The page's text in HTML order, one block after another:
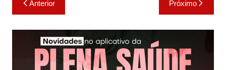
p
p
o
o
k
k
de
Post
Anterior Próximo